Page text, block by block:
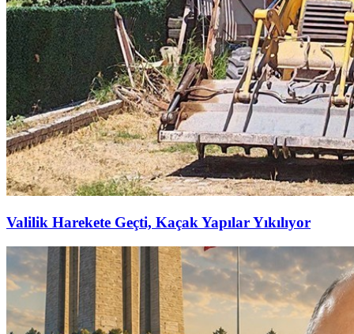
Valilik Harekete Geçti, Kaçak Yapılar Yıkılıyor